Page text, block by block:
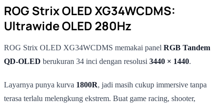
ROG Strix OLED XG34WCDMS:
Ultrawide OLED 280Hz
ROG Strix OLED XG34WCDMS memakai panel RGB Tandem
QD-OLED berukuran 34 inci dengan resolusi 3440 × 1440.
Layarnya punya kurva 1800R, jadi masih cukup immersive tanpa
terasa terlalu melengkung ekstrem. Buat game racing, shooter,